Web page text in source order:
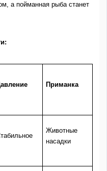
а пойманная рыба станет
Приманка
Животные
насадки